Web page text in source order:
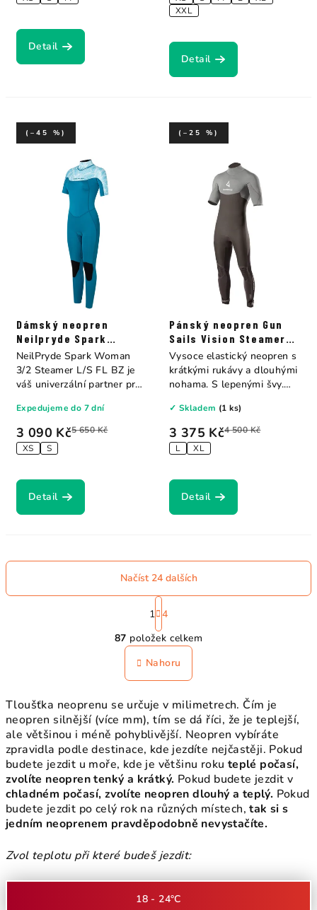
Detail
XXL
Detail
Dámský neopren
Neilpryde Spark
Steamer B/Z 3/2
3 090 Kč5 650 Kč
(–45 %)
XS S
Expedujeme do 7 dní
Detail
NeilPryde Spark Woman
3/2 Steamer L/S FL BZ je
váš univerzální partner pro
Pánský neopren Gun
Sails Vision Steamer
B/Z 3.5
3 375 Kč4 500 Kč
(–25 %)
L XL
✓ Skladem (1 ks)
Detail
Vysoce elastický neopren s
krátkými rukávy a dlouhými
nohama. S lepenými švy.
O
v
l
á
a
c
í
p
r
v
k
y
ý
s
Načíst 24 dalších
S
t
r
á
n
k
o
á
n
í
1 4
87 položek celkem
Nahoru
Tloušťka neoprenu se určuje v milimetrech. Čím je
neopren silnější (více mm), tím se dá říci, že je teplejší,
ale většinou i méně pohyblivější. Neopren vybíráte
zpravidla podle destinace, kde jezdíte nejčastěji. Pokud
budete jezdit u moře, kde je většinu roku teplé počasí,
zvolíte neopren tenký a krátký. Pokud budete jezdit v
chladném počasí, zvolíte neopren dlouhý a teplý. Pokud
budete jezdit po celý rok na různých místech, tak si s
jedním neoprenem pravděpodobně nevystačíte.
Zvol teplotu při které budeš jezdit:
18 - 24°C